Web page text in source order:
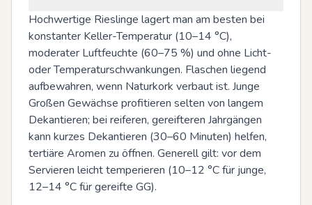
Hochwertige Rieslinge lagert man am besten bei
konstanter Keller-Temperatur (10–14 °C),
moderater Luftfeuchte (60–75 %) und ohne Licht-
oder Temperaturschwankungen. Flaschen liegend
aufbewahren, wenn Naturkork verbaut ist. Junge
Großen Gewächse profitieren selten von langem
Dekantieren; bei reiferen, gereifteren Jahrgängen
kann kurzes Dekantieren (30–60 Minuten) helfen,
tertiäre Aromen zu öffnen. Generell gilt: vor dem
Servieren leicht temperieren (10–12 °C für junge,
12–14 °C für gereifte GG).